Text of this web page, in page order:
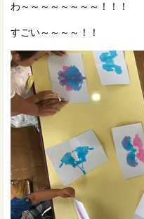
わ～～～～～～～～！！！
すごい～～～～！！